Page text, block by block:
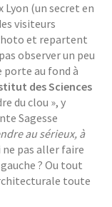
Lyon (un secret en
visiteurs
et repartent
observer un peu
porte au fond à
des Sciences
du clou », y
Sagesse
au sérieux, à
pas aller faire
? Ou tout
toute